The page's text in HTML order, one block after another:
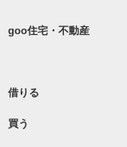
goo住宅・不動産
借りる
買う